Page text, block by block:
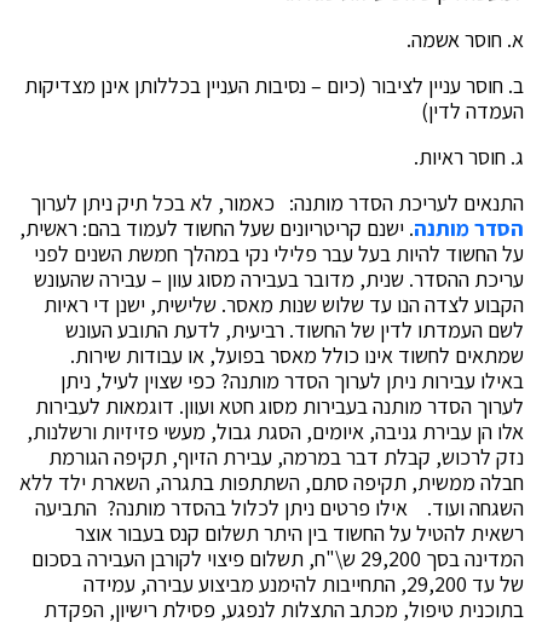
א. חוסר אשמה.
ב. חוסר עניין לציבור (כיום – נסיבות העניין בכללותן אינן מצדיקות
העמדה לדין)
ג. חוסר ראיות.
התנאים לעריכת הסדר מותנה: כאמור, לא בכל תיק ניתן לערוך
הסדר מותנה. ישנם קריטריונים שעל החשוד לעמוד בהם: ראשית,
על החשוד להיות בעל עבר פלילי נקי במהלך חמשת השנים לפני
עריכת ההסדר. שנית, מדובר בעבירה מסוג עוון – עבירה שהעונש
הקבוע לצדה הנו עד שלוש שנות מאסר. שלישית, ישנן די ראיות
לשם העמדתו לדין של החשוד. רביעית, לדעת התובע העונש
שמתאים לחשוד אינו כולל מאסר בפועל, או עבודות שירות.
באילו עבירות ניתן לערוך הסדר מותנה? כפי שצוין לעיל, ניתן
לערוך הסדר מותנה בעבירות מסוג חטא ועוון. דוגמאות לעבירות
אלו הן עבירת גניבה, איומים, הסגת גבול, מעשי פזיזיות ורשלנות,
נזק לרכוש, קבלת דבר במרמה, עבירת הזיוף, תקיפה הגורמת
חבלה ממשית, תקיפה סתם, השתתפות בתגרה, השארת ילד ללא
השגחה ועוד. אילו פרטים ניתן לכלול בהסדר מותנה? התביעה
רשאית להטיל על החשוד בין היתר תשלום קנס בעבור אוצר
המדינה בסך 29,200 ש\"ח, תשלום פיצוי לקורבן העבירה בסכום
של עד 29,200, התחייבות להימנע מביצוע עבירה, עמידה
בתוכנית טיפול, מכתב התצלות לנפגע, פסילת רישיון, הפקדת